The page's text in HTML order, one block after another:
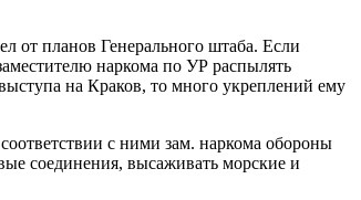
от планов Генерального штаба. Если
наркома по УР распылять
на Краков, то много укреплений ему
с ними зам. наркома обороны
соединения, высаживать морские и